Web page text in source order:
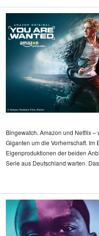
Bingewatch. Amazon und Netflix
Giganten um die Vorherrschaft.
Eigenproduktionen der beiden
Serie aus Deutschland warten.